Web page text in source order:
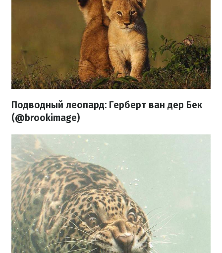
Подводный леопард: Герберт ван дер Бек
(@brookimage)